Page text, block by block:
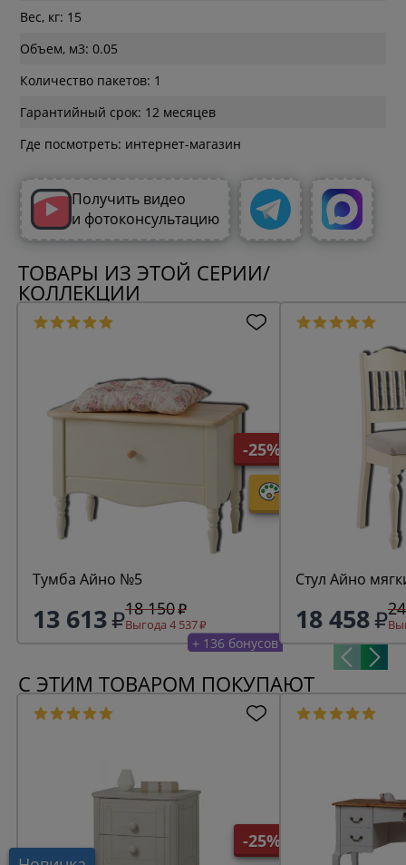
Вес, кг: 15
Объем, м3: 0.05
Количество пакетов: 1
Гарантийный срок: 12 месяцев
Где посмотреть: интернет-магазин
Получить видео
и фотоконсультацию
ТОВАРЫ ИЗ ЭТОЙ СЕРИИ/
КОЛЛЕКЦИИ
-25%
Тумба Айно №5
13 613 18 150
Выгода 4 537
+ 136 бонусов
Стул Айно
18 458
С ЭТИМ ТОВАРОМ ПОКУПАЮТ
-25%